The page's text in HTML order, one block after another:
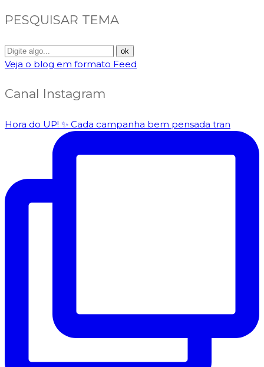
PESQUISAR TEMA
Veja o blog em formato Feed
Canal Instagram
Hora do UP! ✨️ Cada campanha bem pensada tran